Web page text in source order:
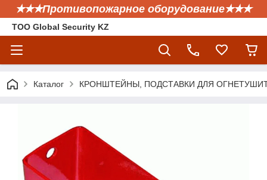
✭✭✭Противопожарное оборудование✭✭✭
ТОО Global Security KZ
Каталог КРОНШТЕЙНЫ, ПОДСТАВКИ ДЛЯ